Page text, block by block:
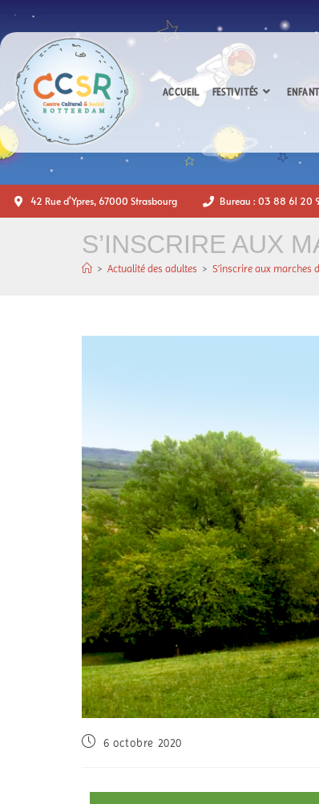
ACCUEIL FESTIVITÉS
42 Rue d'Ypres, 67000 Strasbourg Bureau : 03 88 61 20
S’INSCRIRE AUX
> Actualité des adultes > S’inscrire aux marches
6 octobre 2020